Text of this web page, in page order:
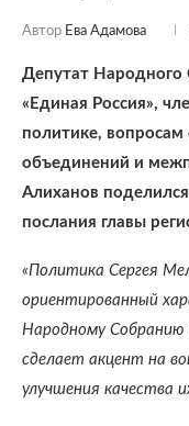
Автор Ева Адамова
Депутат Народного
«Единая Россия»,
политике,
объединений и
Алиханов
послания главы
«Политика Сергея
ориентированный
Народному Собранию
сделает акцент на
улучшения качества